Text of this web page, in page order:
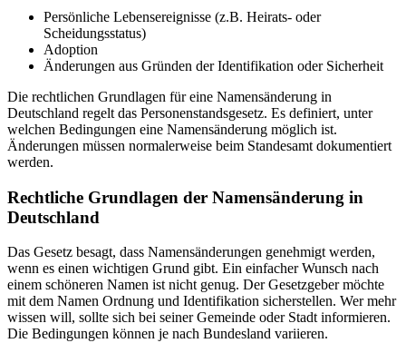
Persönliche Lebensereignisse (z.B. Heirats- oder
Scheidungsstatus)
Adoption
Änderungen aus Gründen der Identifikation oder Sicherheit
Die rechtlichen Grundlagen für eine Namensänderung in
Deutschland regelt das Personenstandsgesetz. Es definiert, unter
welchen Bedingungen eine Namensänderung möglich ist.
Änderungen müssen normalerweise beim Standesamt dokumentiert
werden.
Rechtliche Grundlagen der Namensänderung in
Deutschland
Das Gesetz besagt, dass Namensänderungen genehmigt werden,
wenn es einen wichtigen Grund gibt. Ein einfacher Wunsch nach
einem schöneren Namen ist nicht genug. Der Gesetzgeber möchte
mit dem Namen Ordnung und Identifikation sicherstellen. Wer mehr
wissen will, sollte sich bei seiner Gemeinde oder Stadt informieren.
Die Bedingungen können je nach Bundesland variieren.